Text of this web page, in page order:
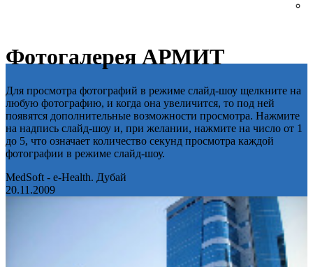
Фотогалерея АРМИТ
Для просмотра фотографий в режиме слайд-шоу щелкните на
любую фотографию, и когда она увеличится, то под ней
появятся дополнительные возможности просмотра. Нажмите
на надпись слайд-шоу и, при желании, нажмите на число от 1
до 5, что означает количество секунд просмотра каждой
фотографии в режиме слайд-шоу.
MedSoft - e-Health. Дубай
20.11.2009